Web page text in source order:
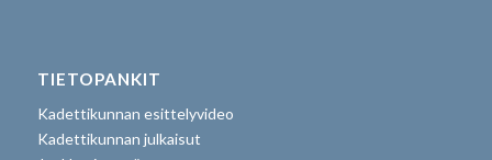
TIETOPANKIT
Kadettikunnan esittelyvideo
Kadettikunnan julkaisut